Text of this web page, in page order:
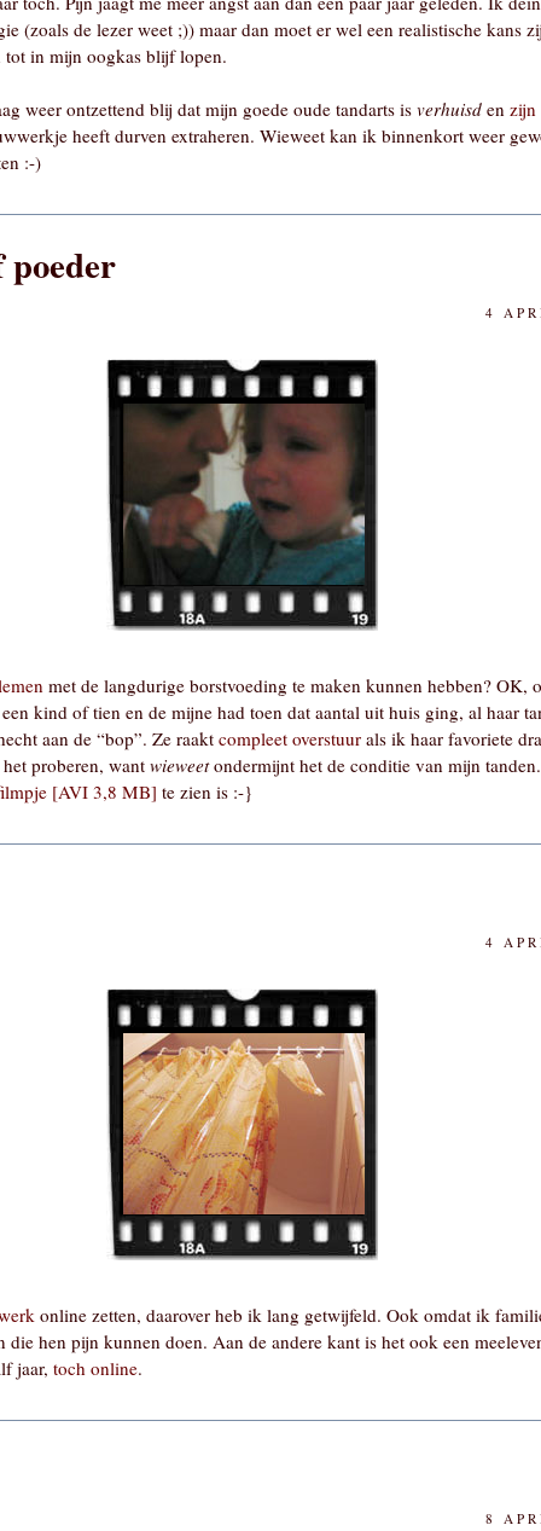
(zoals de lezer weet ;)) maar dan moet er wel een realistische kans
tot in mijn oogkas blijf lopen.
weer ontzettend blij dat mijn goede oude tandarts is verhuisd en zijn
heeft durven extraheren. Wieweet kan ik binnenkort weer
:-)
poeder
4
met de langdurige borstvoeding te maken kunnen hebben? OK,
kind of tien en de mijne had toen dat aantal uit huis ging, al haar
aan de “bop”. Ze raakt compleet overstuur als ik haar favoriete
proberen, want wieweetondermijnt het de conditie van mijn
[AVI 3,8 MB] te zien is :-}
4
online zetten, daarover heb ik lang getwijfeld. Ook omdat ik
hen pijn kunnen doen. Aan de andere kant is het ook een
jaar, toch online.
8